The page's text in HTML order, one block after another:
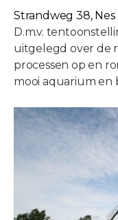
Strandweg 38, Nes
D.m.v.
uitgelegd over de
processen op en
mooi aquarium en